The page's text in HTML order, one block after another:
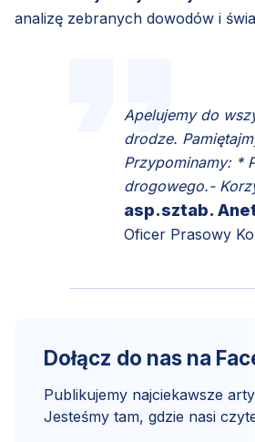
analizę zebranych dowodów i
Apelujemy do
drodze.
Przypominamy: *
drogowego.-
asp.sztab.
Oficer Prasowy
Dołącz do nas na
Publikujemy najciekawsze
Jesteśmy tam, gdzie nasi